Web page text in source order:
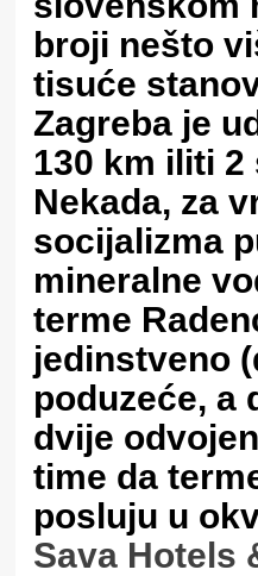
broji nešto
tisuće
Zagreba je
130 km iliti 2
Nekada, za
socijalizma
mineralne
terme
jedinstveno
poduzeće, a
dvije
time da
posluju u
Sava Hotels